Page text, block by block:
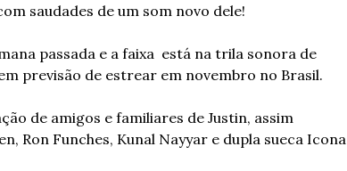
saudades de um som novo dele!
passada e a faixa  está na trila sonora de
previsão de estrear em novembro no Brasil.
de amigos e familiares de Justin, assim
Ron Funches, Kunal Nayyar e dupla sueca Icona